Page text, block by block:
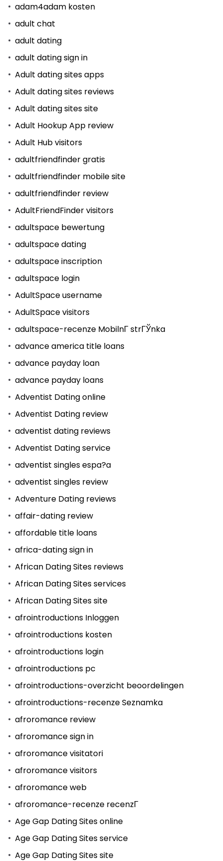
adam4adam kosten
adult chat
adult dating
adult dating sign in
Adult dating sites apps
Adult dating sites reviews
Adult dating sites site
Adult Hookup App review
Adult Hub visitors
adultfriendfinder gratis
adultfriendfinder mobile site
adultfriendfinder review
AdultFriendFinder visitors
adultspace bewertung
adultspace dating
adultspace inscription
adultspace login
AdultSpace username
AdultSpace visitors
adultspace-recenze MobilnГ­ strГЎnka
advance america title loans
advance payday loan
advance payday loans
Adventist Dating online
Adventist Dating review
adventist dating reviews
Adventist Dating service
adventist singles espa?a
adventist singles review
Adventure Dating reviews
affair-dating review
affordable title loans
africa-dating sign in
African Dating Sites reviews
African Dating Sites services
African Dating Sites site
afrointroductions Inloggen
afrointroductions kosten
afrointroductions login
afrointroductions pc
afrointroductions-overzicht beoordelingen
afrointroductions-recenze Seznamka
afroromance review
afroromance sign in
afroromance visitatori
afroromance visitors
afroromance web
afroromance-recenze recenzГ­
Age Gap Dating Sites online
Age Gap Dating Sites service
Age Gap Dating Sites site